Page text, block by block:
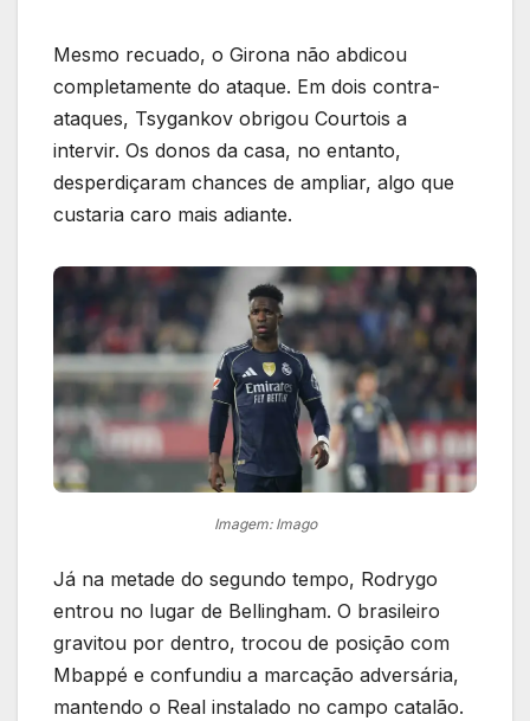
Mesmo recuado, o Girona não abdicou
completamente do ataque. Em dois contra-
ataques, Tsygankov obrigou Courtois a
intervir. Os donos da casa, no entanto,
desperdiçaram chances de ampliar, algo que
custaria caro mais adiante.
Imagem: Imago
Já na metade do segundo tempo, Rodrygo
entrou no lugar de Bellingham. O brasileiro
gravitou por dentro, trocou de posição com
Mbappé e confundiu a marcação adversária,
mantendo o Real instalado no campo catalão.